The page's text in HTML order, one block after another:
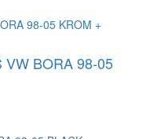
VW BORA 98-05